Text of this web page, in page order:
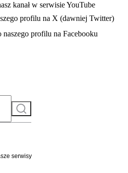
w nowej karcie
kanał w serwisie YouTube
profilu na X (dawniej Twitter)
się w nowej karcie
naszego profilu na Facebooku
Szukaj
do serwisu
serwisy